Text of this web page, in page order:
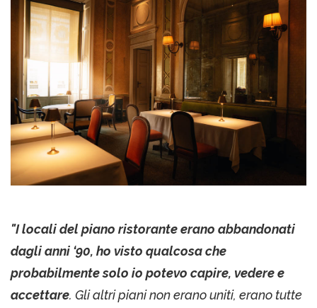
"I locali del piano ristorante erano abbandonati
dagli anni ‘90, ho visto qualcosa che
probabilmente solo io potevo capire, vedere e
accettare. Gli altri piani non erano uniti, erano tutte